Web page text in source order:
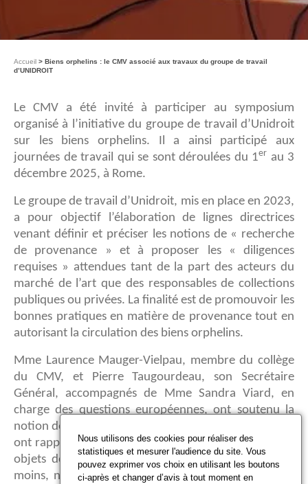
Accueil
Biens orphelins : le CMV associé aux travaux du groupe de travail
d’UNIDROIT
Le CMV a été invité à participer au symposium
organisé à l’initiative du groupe de travail d’Unidroit
sur les biens orphelins. Il a ainsi participé aux
journées de travail qui se sont déroulées du 1er au 3
décembre 2025, à Rome.
Le groupe de travail d’Unidroit, mis en place en 2023,
a pour objectif l’élaboration de lignes directrices
venant définir et préciser les notions de « recherche
de provenance » et à proposer les « diligences
requises » attendues tant de la part des acteurs du
marché de l’art que des responsables de collections
publiques ou privées. La finalité est de promouvoir les
bonnes pratiques en matière de provenance tout en
autorisant la circulation des biens orphelins.
Mme Laurence Mauger-Vielpau, membre du collège
du CMV, et Pierre Taugourdeau, son Secrétaire
Général, accompagnés de Mme Sandra Viard, en
charge des questions européennes, ont soutenu la
notion de « présomption d’innocence » des objets. Ils
ont rappelé la nécessité de permettre à la plupart des
objets dont la provenance n’est pas, ou, à tout le
moins, n’est pas entièrement documentée – c’est-à-
Nous utilisons des cookies pour réaliser des
statistiques et mesurer l'audience du site. Vous
pouvez exprimer vos choix en utilisant les boutons
ci-après et changer d’avis à tout moment en